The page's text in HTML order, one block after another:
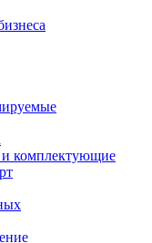
и комплектующие